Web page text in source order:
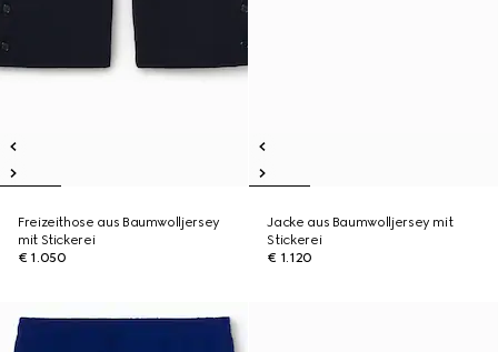
Freizeithose aus Baumwolljersey
mit Stickerei
€ 1.050
Jacke aus Baumwolljersey mit
Stickerei
€ 1.120